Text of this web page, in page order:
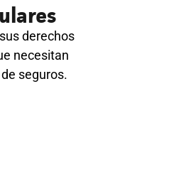
derechos
necesitan
seguros.